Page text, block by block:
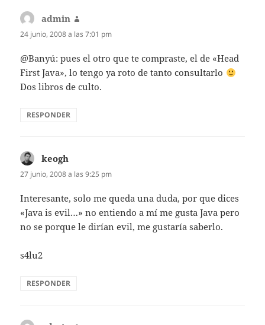
admin
24 junio, 2008 a las 7:01 pm
@Banyú: pues el otro que te compraste, el de «Head
First Java», lo tengo ya roto de tanto consultarlo
Dos libros de culto.
RESPONDER
keogh
27 junio, 2008 a las 9:25 pm
Interesante, solo me queda una duda, por que dices
«Java is evil…» no entiendo a mí me gusta Java pero
no se porque le dirían evil, me gustaría saberlo.
s4lu2
RESPONDER